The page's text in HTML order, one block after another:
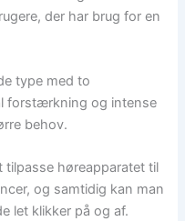
der har brug for en
type med to
forstærkning og intense
behov.
tilpasse høreapparatet til
og samtidig kan man
let klikker på og af.